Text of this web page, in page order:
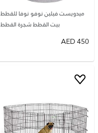
ميدويست فيلين نوفو نوفا للقطط
بيت القطط شجرة القطط
450
AED